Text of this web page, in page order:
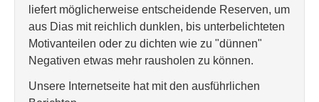
liefert möglicherweise entscheidende Reserven, um
aus Dias mit reichlich dunklen, bis unterbelichteten
Motivanteilen oder zu dichten wie zu "dünnen"
Negativen etwas mehr rausholen zu können.
Unsere Internetseite hat mit den ausführlichen